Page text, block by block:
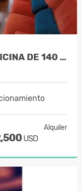
ALQUILER O COWORKING OFICINA DE 140 M…
Alquiler
USD